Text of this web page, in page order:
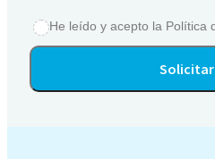
He leído y acepto la Política